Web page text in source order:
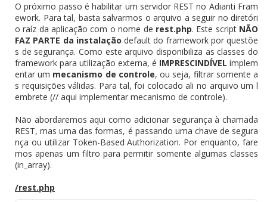
O próximo passo é habilitar um servidor REST no Adianti Fram
ework. Para tal, basta salvarmos o arquivo a seguir no diretóri
o raíz da aplicação com o nome de rest.php. Este script NÃO
FAZ PARTE da instalação default do framework por questõe
s de segurança. Como este arquivo disponibiliza as classes do
framework para utilização externa, é IMPRESCINDÍVEL implem
entar um mecanismo de controle, ou seja, filtrar somente a
s requisições válidas. Para tal, foi colocado ali no arquivo um l
embrete (// aqui implementar mecanismo de controle).
Não abordaremos aqui como adicionar segurança à chamada
REST, mas uma das formas, é passando uma chave de segura
nça ou utilizar Token-Based Authorization. Por enquanto, fare
mos apenas um filtro para permitir somente algumas classes
(in_array).
/rest.php